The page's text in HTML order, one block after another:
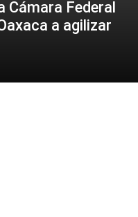
Cámara Federal
a agilizar